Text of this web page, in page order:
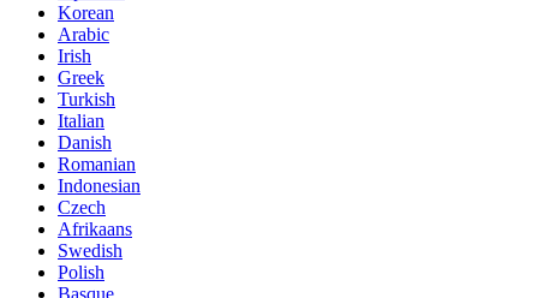
Korean
Arabic
Irish
Greek
Turkish
Italian
Danish
Romanian
Indonesian
Czech
Afrikaans
Swedish
Polish